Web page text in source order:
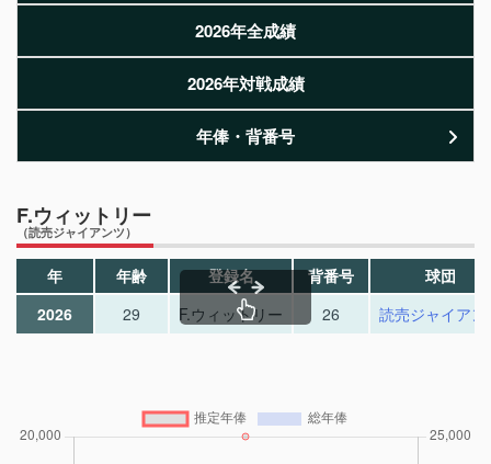
2026年全成績
2026年対戦成績
年俸・背番号
F.ウィットリー
（読売ジャイアンツ）
年 年齢 登録名 背番号
球団
2026
29 F.ウィットリー 26 読売ジャイアン